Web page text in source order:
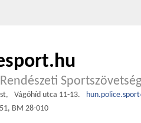
Sportszövetség
Vágóhíd utca 11-13.
BM 28-010